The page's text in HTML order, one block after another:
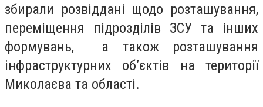
збирали розвіддані щодо розташування,
переміщення підрозділів ЗСУ та інших
формувань, а також розташування
інфраструктурних об’єктів на території
Миколаєва та області.